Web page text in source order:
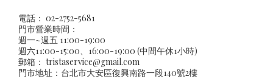
電話： 02-2752-5681
門市營業時間：
週一~週五 11:00-19:00
週六11:00-15:00、16:00-19:00 (中間午休1小時)
郵箱： tristaservice@gmail.com
門市地址：台北市大安區復興南路一段140號2樓